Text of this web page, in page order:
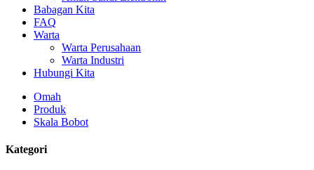
Babagan Kita
FAQ
Warta
Warta Perusahaan
Warta Industri
Hubungi Kita
Omah
Produk
Skala Bobot
Kategori